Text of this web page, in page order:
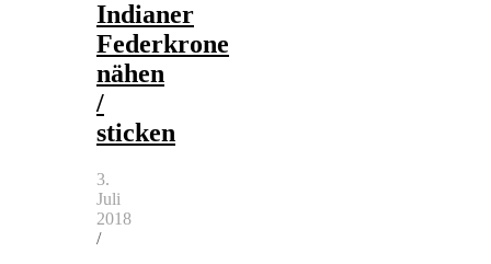
Indianer
Federkrone
nähen
/
sticken
3.
Juli
2018
/